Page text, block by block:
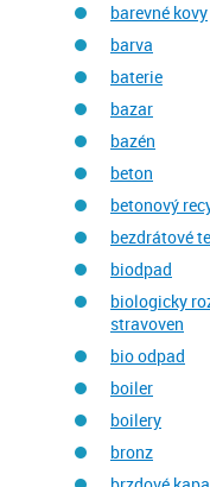
barevné kovy
barva
baterie
bazar
bazén
beton
betonový
bezdrátové
biodpad
biologicky
stravoven
bio odpad
boiler
boilery
bronz